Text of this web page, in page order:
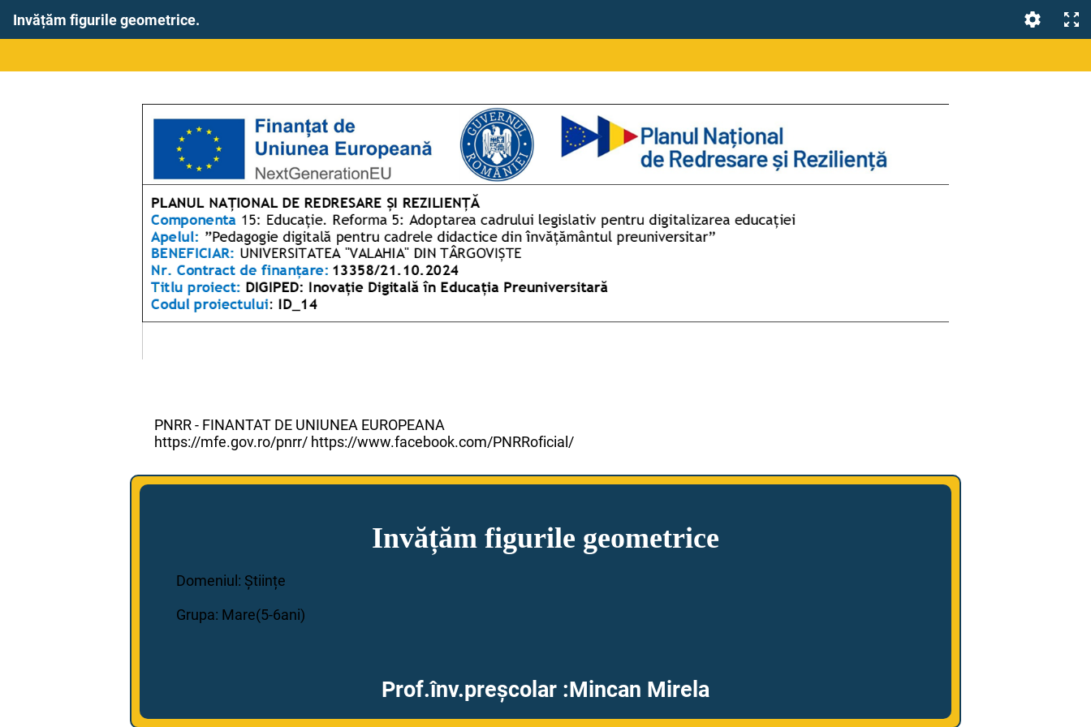
Invățăm figurile geometrice.
PNRR - FINANTAT DE UNIUNEA EUROPEANA
https://mfe.gov.ro/pnrr/ https://www.facebook.com/PNRRoficial/
Invățăm figurile geometrice
Domeniul: Științe
Grupa: Mare(5-6ani)
Prof.înv.preșcolar :Mincan Mirela